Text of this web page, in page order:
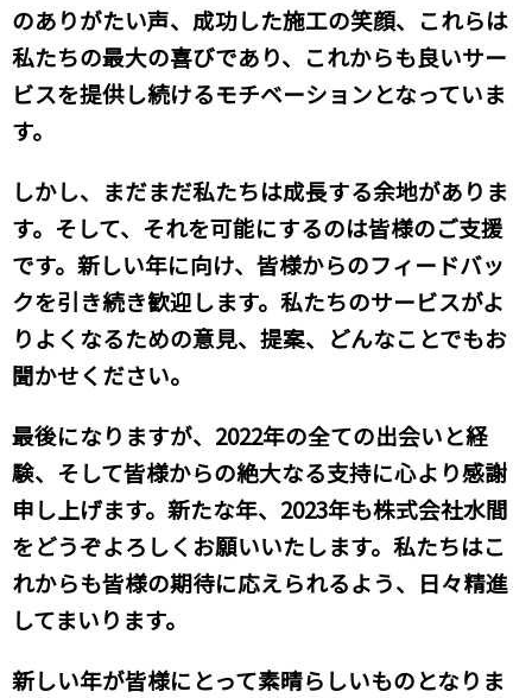
のありがたい声、成功した施工の笑顔、これらは
私たちの最大の喜びであり、これからも良いサー
ビスを提供し続けるモチベーションとなっていま
す。
しかし、まだまだ私たちは成長する余地がありま
す。そして、それを可能にするのは皆様のご支援
です。新しい年に向け、皆様からのフィードバッ
クを引き続き歓迎します。私たちのサービスがよ
りよくなるための意見、提案、どんなことでもお
聞かせください。
最後になりますが、2022年の全ての出会いと経
験、そして皆様からの絶大なる支持に心より感謝
申し上げます。新たな年、2023年も株式会社水間
をどうぞよろしくお願いいたします。私たちはこ
れからも皆様の期待に応えられるよう、日々精進
してまいります。
新しい年が皆様にとって素晴らしいものとなりま